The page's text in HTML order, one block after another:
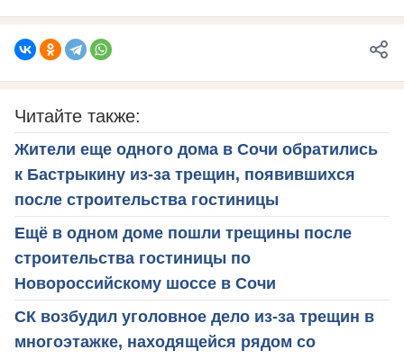
Читайте также:
Жители еще одного дома в Сочи обратились
к Бастрыкину из-за трещин, появившихся
после строительства гостиницы
Ещё в одном доме пошли трещины после
строительства гостиницы по
Новороссийскому шоссе в Сочи
СК возбудил уголовное дело из-за трещин в
многоэтажке, находящейся рядом со